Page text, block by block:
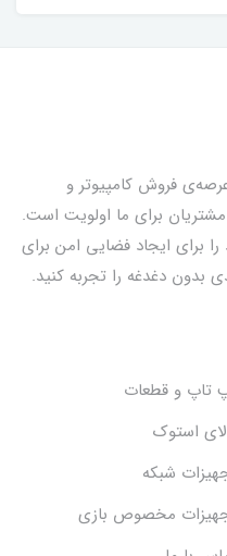
کوشا سیستم، از سال 97 در عرصه‌ی فروش کامپیوتر و
برای ما اولویت است.
برای ایجاد فضایی امن برای
بدون دغدغه را تجربه کنید.
تاپ و قطعات
استوک
شبکه
مخصوص بازی